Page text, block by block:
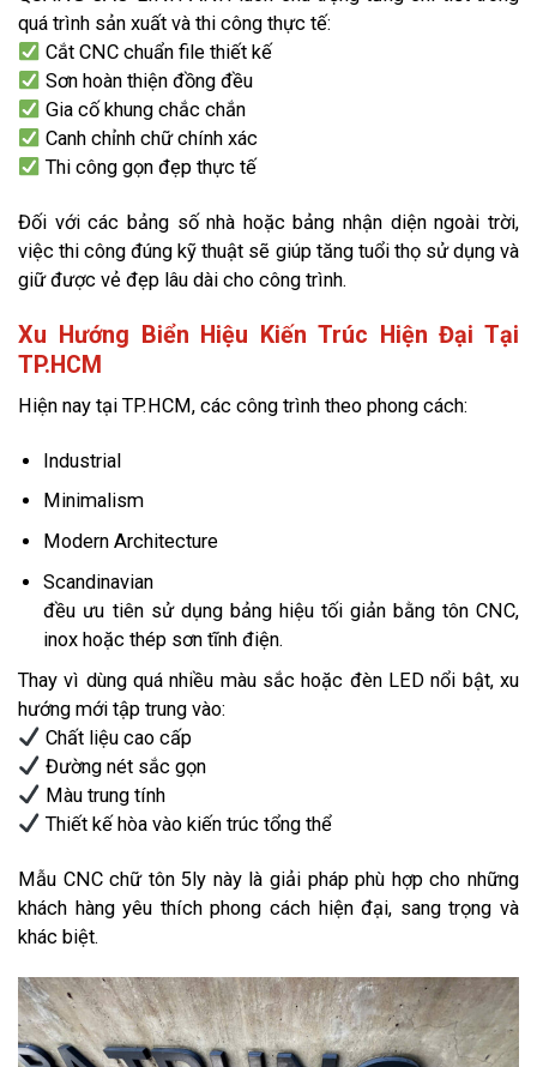
quá trình sản xuất và thi công thực tế:
Cắt CNC chuẩn file thiết kế
Sơn hoàn thiện đồng đều
Gia cố khung chắc chắn
Canh chỉnh chữ chính xác
Thi công gọn đẹp thực tế
Đối với các bảng số nhà hoặc bảng nhận diện ngoài trời,
việc thi công đúng kỹ thuật sẽ giúp tăng tuổi thọ sử dụng và
giữ được vẻ đẹp lâu dài cho công trình.
Xu Hướng Biển Hiệu Kiến Trúc Hiện Đại Tại
TP.HCM
Hiện nay tại TP.HCM, các công trình theo phong cách:
Industrial
Minimalism
Modern Architecture
Scandinavian
đều ưu tiên sử dụng bảng hiệu tối giản bằng tôn CNC,
inox hoặc thép sơn tĩnh điện.
Thay vì dùng quá nhiều màu sắc hoặc đèn LED nổi bật, xu
hướng mới tập trung vào:
Chất liệu cao cấp
Đường nét sắc gọn
Màu trung tính
Thiết kế hòa vào kiến trúc tổng thể
Mẫu CNC chữ tôn 5ly này là giải pháp phù hợp cho những
khách hàng yêu thích phong cách hiện đại, sang trọng và
khác biệt.